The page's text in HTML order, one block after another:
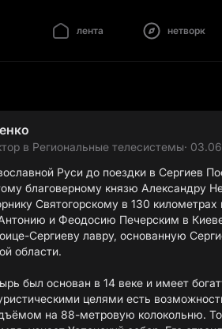
лента нетворк
в Региональные телесистемы·
Руси до поездки в Сергиев
благоверному князю Александру
Святогорскому в 130 километрах
и Феодосию Печерским в
Сергиеву лавру, основанную
области.
был основан в 14 веке и имеет
целями есть
на 88-метровую колокольню.